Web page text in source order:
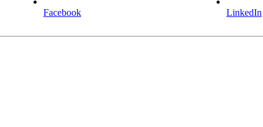
Facebook LinkedIn